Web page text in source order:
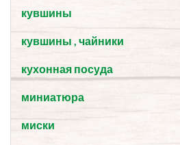
кувшины
кувшины , чайники
кухонная посуда
миниатюра
миски